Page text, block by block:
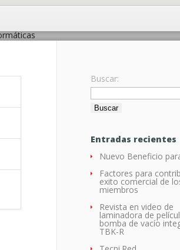
Informáticas
Buscar:
Entradas recientes
Nuevo Beneficio
Factores para
exito comercial de
miembros
Revista en video de
laminadora de
bomba de vacío
TBK-R